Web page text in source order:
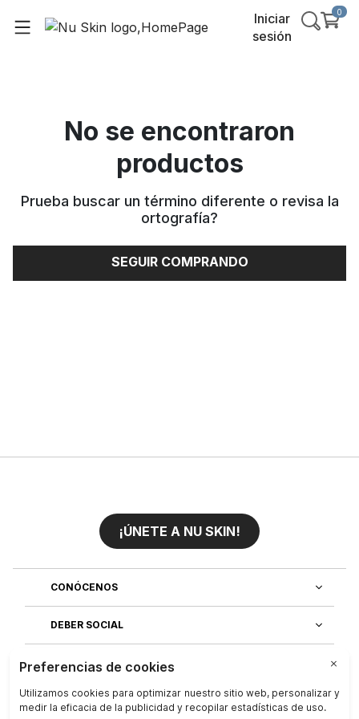
Iniciar
sesión
0
No se encontraron
productos
Prueba buscar un término diferente o revisa la
ortografía?
SEGUIR COMPRANDO
¡ÚNETE A NU SKIN!
CONÓCENOS
DEBER SOCIAL
ÚNETE AL EQUIPO
DESCUBRE NUESTRAS APLICACIONES